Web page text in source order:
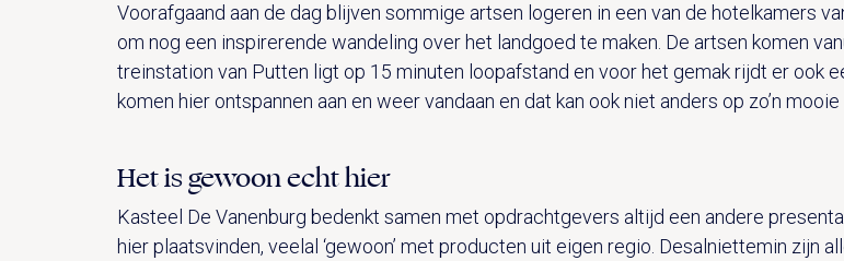
Voorafgaand aan de dag blijven sommige artsen logeren in een van de hotelkamers
om nog een inspirerende wandeling over het landgoed te maken. De artsen komen
treinstation van Putten ligt op 15 minuten loopafstand en voor het gemak rijdt er ook
komen hier ontspannen aan en weer vandaan en dat kan ook niet anders op zo’n mooie
Het is gewoon echt hier
Kasteel De Vanenburg bedenkt samen met opdrachtgevers altijd een andere
hier plaatsvinden, veelal ‘gewoon’ met producten uit eigen regio. Desalniettemin zijn